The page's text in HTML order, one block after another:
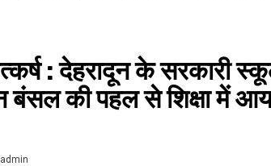
: देहरादून के
बंसल की पहल से शिक्षा में
admin